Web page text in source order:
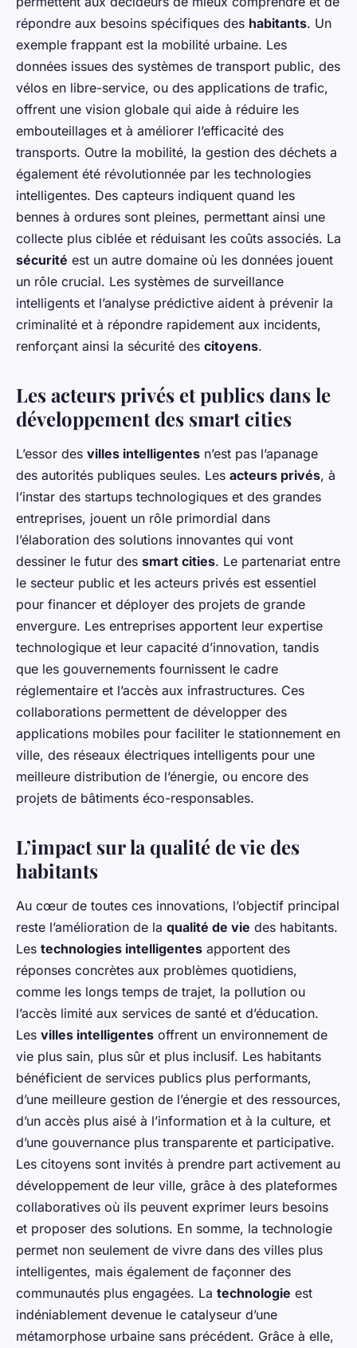
répondre aux besoins spécifiques des habitants. Un
exemple frappant est la mobilité urbaine. Les
données issues des systèmes de transport public, des
vélos en libre-service, ou des applications de trafic,
offrent une vision globale qui aide à réduire les
embouteillages et à améliorer l’efficacité des
transports. Outre la mobilité, la gestion des déchets a
également été révolutionnée par les technologies
intelligentes. Des capteurs indiquent quand les
bennes à ordures sont pleines, permettant ainsi une
collecte plus ciblée et réduisant les coûts associés. La
sécurité est un autre domaine où les données jouent
un rôle crucial. Les systèmes de surveillance
intelligents et l’analyse prédictive aident à prévenir la
criminalité et à répondre rapidement aux incidents,
renforçant ainsi la sécurité des citoyens.
Les acteurs privés et publics dans le
développement des smart cities
L’essor des villes intelligentes n’est pas l’apanage
des autorités publiques seules. Les acteurs privés, à
l’instar des startups technologiques et des grandes
entreprises, jouent un rôle primordial dans
l’élaboration des solutions innovantes qui vont
dessiner le futur des smart cities. Le partenariat entre
le secteur public et les acteurs privés est essentiel
pour financer et déployer des projets de grande
envergure. Les entreprises apportent leur expertise
technologique et leur capacité d’innovation, tandis
que les gouvernements fournissent le cadre
réglementaire et l’accès aux infrastructures. Ces
collaborations permettent de développer des
applications mobiles pour faciliter le stationnement en
ville, des réseaux électriques intelligents pour une
meilleure distribution de l’énergie, ou encore des
projets de bâtiments éco-responsables.
L’impact sur la qualité de vie des
habitants
Au cœur de toutes ces innovations, l’objectif principal
reste l’amélioration de la qualité de vie des habitants.
Les technologies intelligentes apportent des
réponses concrètes aux problèmes quotidiens,
comme les longs temps de trajet, la pollution ou
l’accès limité aux services de santé et d’éducation.
Les villes intelligentes offrent un environnement de
vie plus sain, plus sûr et plus inclusif. Les habitants
bénéficient de services publics plus performants,
d’une meilleure gestion de l’énergie et des ressources,
d’un accès plus aisé à l’information et à la culture, et
d’une gouvernance plus transparente et participative.
Les citoyens sont invités à prendre part activement au
développement de leur ville, grâce à des plateformes
collaboratives où ils peuvent exprimer leurs besoins
et proposer des solutions. En somme, la technologie
permet non seulement de vivre dans des villes plus
intelligentes, mais également de façonner des
communautés plus engagées. La technologie est
indéniablement devenue le catalyseur d’une
métamorphose urbaine sans précédent. Grâce à elle,